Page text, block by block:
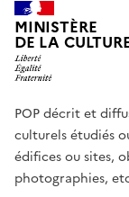
MINISTÈRE
DE LA
POP décrit et
culturels étudiés
édifices ou sites,
photographies,